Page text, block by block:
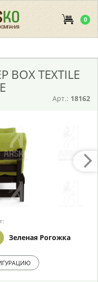
0
TEXTILE
Арт.: 18162
Зеленая Рогожка